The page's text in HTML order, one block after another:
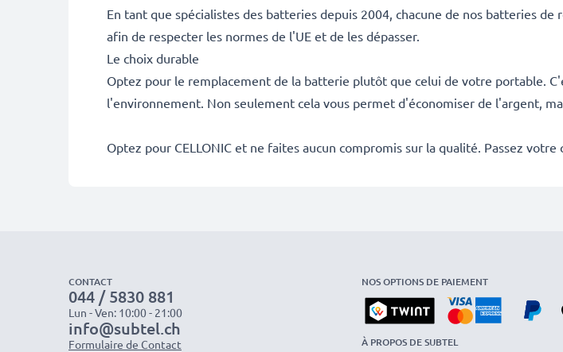
En tant que spécialistes des batteries depuis 2004, chacune de nos batteries
afin de respecter les normes de l'UE et de les dépasser.
Le choix durable
Optez pour le remplacement de la batterie plutôt que celui de votre portable.
l'environnement. Non seulement cela vous permet d'économiser de l'argent,
Optez pour CELLONIC et ne faites aucun compromis sur la qualité. Passez
CONTACT
044 / 5830 881
Lun - Ven: 10:00 - 21:00
info@subtel.ch
Formulaire de Contact
NOS OPTIONS DE PAIEMENT
À PROPOS DE SUBTEL